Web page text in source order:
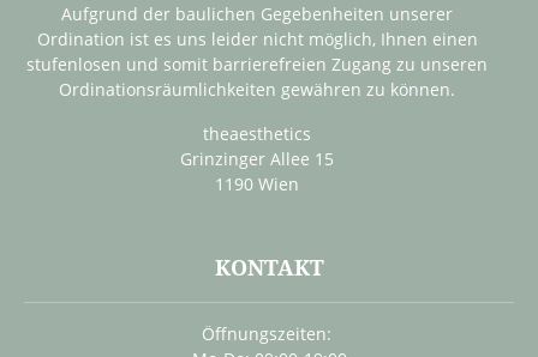
Aufgrund der baulichen Gegebenheiten unserer
Ordination ist es uns leider nicht möglich, Ihnen einen
stufenlosen und somit barrierefreien Zugang zu unseren
Ordinationsräumlichkeiten gewähren zu können.
theaesthetics
Grinzinger Allee 15
1190 Wien
KONTAKT
Öffnungszeiten: